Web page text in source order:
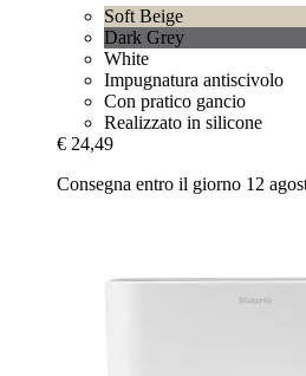
Soft Beige
Dark Grey
White
Impugnatura antiscivolo
Con pratico gancio
Realizzato in silicone
€ 24,49
Consegna entro il giorno 12